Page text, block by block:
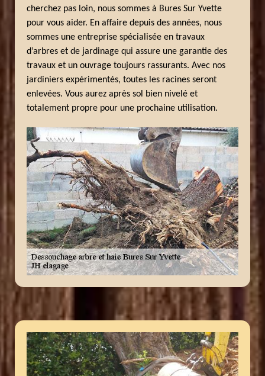
cherchez pas loin, nous sommes à Bures Sur Yvette
pour vous aider. En affaire depuis des années, nous
sommes une entreprise spécialisée en travaux
d’arbres et de jardinage qui assure une garantie des
travaux et un ouvrage toujours rassurants. Avec nos
jardiniers expérimentés, toutes les racines seront
enlevées. Vous aurez après sol bien nivelé et
totalement propre pour une prochaine utilisation.